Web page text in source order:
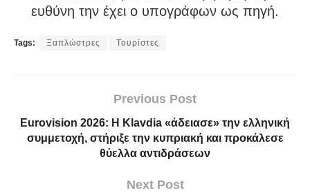
ευθύνη την έχει ο υπογράφων ως πηγή.
Tags: Ξαπλώστρες Τουρίστες
Previous Post
Eurovision 2026: Η Klavdia «άδειασε» την ελληνική
συμμετοχή, στήριξε την κυπριακή και προκάλεσε
θύελλα αντιδράσεων
Next Post